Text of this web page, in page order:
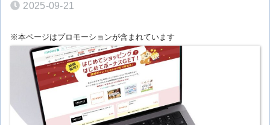
2025-09-21
※本ページはプロモーションが含まれています